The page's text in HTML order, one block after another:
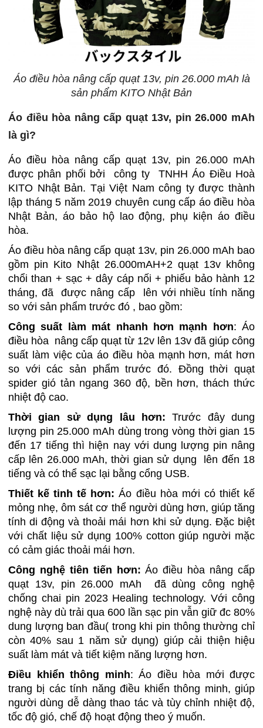
Áo điều hòa nâng cấp quạt 13v, pin 26.000 mAh là
sản phẩm KITO Nhật Bản
Áo điều hòa nâng cấp quạt 13v, pin 26.000 mAh
là gì?
Áo điều hòa nâng cấp quạt 13v, pin 26.000 mAh
được phân phối bởi công ty TNHH Áo Điều Hoà
KITO Nhật Bản. Tại Việt Nam công ty được thành
lập tháng 5 năm 2019 chuyên cung cấp áo điều hòa
Nhật Bản, áo bảo hộ lao động, phụ kiện áo điều
hòa.
Áo điều hòa nâng cấp quạt 13v, pin 26.000 mAh bao
gồm pin Kito Nhật 26.000mAH+2 quạt 13v không
chổi than + sạc + dây cáp nối + phiếu bảo hành 12
tháng, đã được nâng cấp lên với nhiều tính năng
so với sản phẩm trước đó , bao gồm:
Công suất làm mát nhanh hơn mạnh hơn: Áo
điều hòa nâng cấp quạt từ 12v lên 13v đã giúp công
suất làm việc của áo điều hòa mạnh hơn, mát hơn
so với các sản phẩm trước đó. Đồng thời quạt
spider gió tản ngang 360 độ, bền hơn, thách thức
nhiệt độ cao.
Thời gian sử dụng lâu hơn: Trước đây dung
lượng pin 25.000 mAh dùng trong vòng thời gian 15
đến 17 tiếng thì hiện nay với dung lượng pin nâng
cấp lên 26.000 mAh, thời gian sử dụng lên đến 18
tiếng và có thể sạc lại bằng cổng USB.
Thiết kế tinh tế hơn: Áo điều hòa mới có thiết kế
mỏng nhẹ, ôm sát cơ thể người dùng hơn, giúp tăng
tính di động và thoải mái hơn khi sử dụng. Đặc biệt
với chất liệu sử dụng 100% cotton giúp người mặc
có cảm giác thoải mái hơn.
Công nghệ tiên tiến hơn: Áo điều hòa nâng cấp
quạt 13v, pin 26.000 mAh đã dùng công nghệ
chống chai pin 2023 Healing technology. Với công
nghệ này dù trải qua 600 lần sạc pin vẫn giữ đc 80%
dung lượng ban đầu( trong khi pin thông thường chỉ
còn 40% sau 1 năm sử dụng) giúp cải thiện hiệu
suất làm mát và tiết kiệm năng lượng hơn.
Điều khiển thông minh: Áo điều hòa mới được
trang bị các tính năng điều khiển thông minh, giúp
người dùng dễ dàng thao tác và tùy chỉnh nhiệt độ,
tốc độ gió, chế độ hoạt động theo ý muốn.